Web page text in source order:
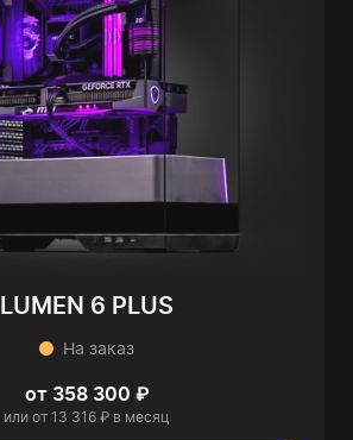
LUMEN 6 PLUS
На заказ
от 358 300 ₽
или от 13 316 ₽ в месяц